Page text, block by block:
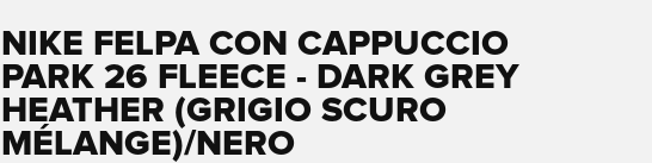
NIKE FELPA CON CAPPUCCIO
PARK 26 FLEECE - DARK GREY
HEATHER (GRIGIO SCURO
MÉLANGE)/NERO